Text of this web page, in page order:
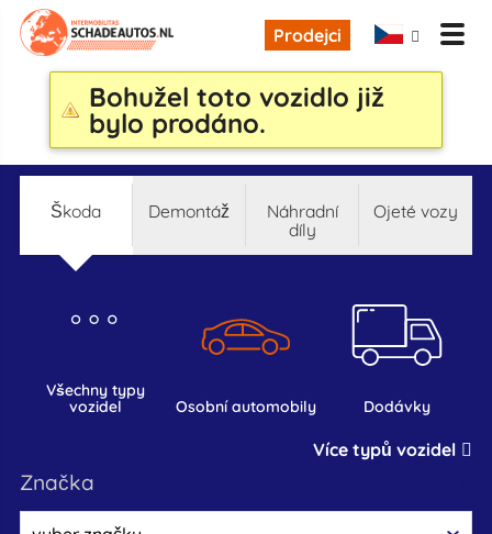
Prodejci
Bohužel toto vozidlo již
bylo prodáno.
škoda demontáž
náhradní
díly
ojeté vozy
všechny typy
vozidel
osobní automobily dodávky
Více typů vozidel
značka